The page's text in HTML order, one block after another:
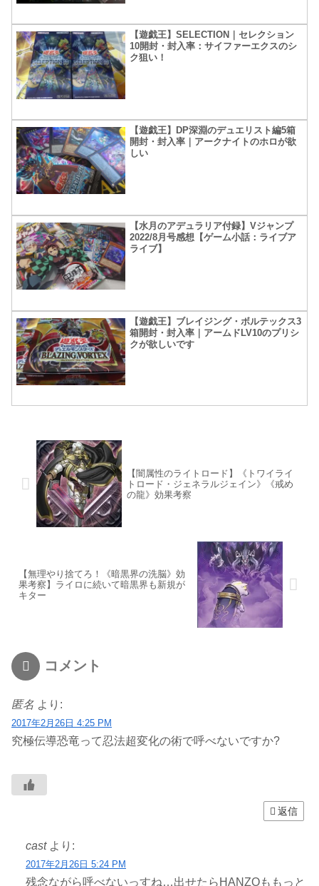
【遊戯王】SELECTION｜セレクション
10開封・封入率：サイファーエクスのシ
ク狙い！
【遊戯王】DP深淵のデュエリスト編5箱
開封・封入率｜アークナイトのホロが欲
しい
【水月のアデュラリア付録】Vジャンプ
2022/8月号感想【ゲーム小話：ライブア
ライブ】
【遊戯王】ブレイジング・ボルテックス3
箱開封・封入率｜アームドLV10のプリシ
クが欲しいです
【闇属性のライトロード】《トワイライ
トロード・ジェネラルジェイン》《戒め
の龍》効果考察
【無理やり捨てろ！《暗黒界の洗脳》効
果考察】ライロに続いて暗黒界も新規が
キター
コメント
匿名 より:
2017年2月26日 4:25 PM
究極伝導恐竜って忍法超変化の術で呼べないですか?
返信
cast より:
2017年2月26日 5:24 PM
残念ながら呼べないっすね…出せたらHANZOももっと